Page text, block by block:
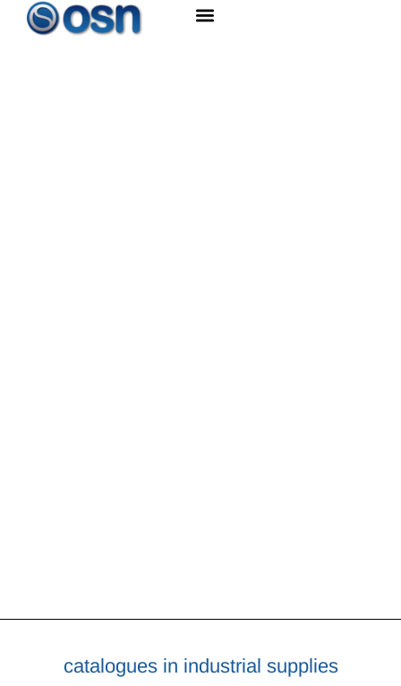
catalogues in industrial supplies